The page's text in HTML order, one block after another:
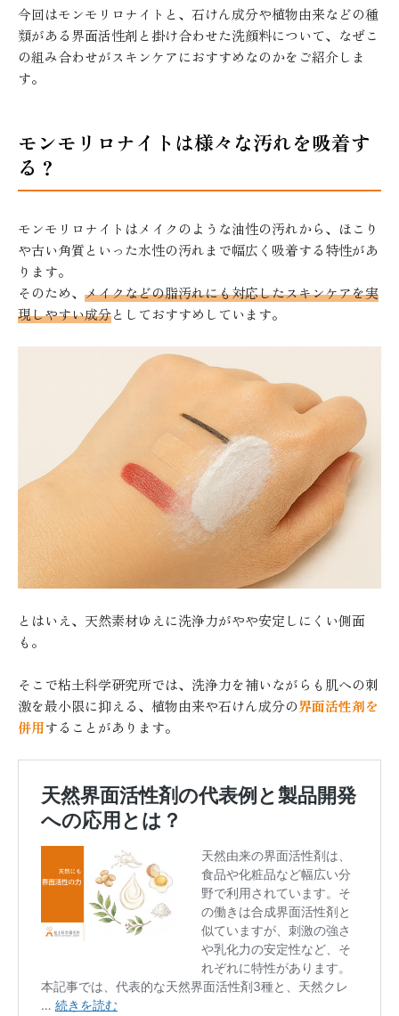
今回はモンモリロナイトと、石けん成分や植物由来などの種
類がある界面活性剤と掛け合わせた洗顔料について、なぜこ
の組み合わせがスキンケアにおすすめなのかをご紹介しま
す。
モンモリロナイトは様々な汚れを吸着す
る？
モンモリロナイトはメイクのような油性の汚れから、ほこり
や古い角質といった水性の汚れまで幅広く吸着する特性があ
ります。
そのため、 メイクなどの脂汚れにも対応したスキンケアを実
現しやすい成分としておすすめしています。
とはいえ、天然素材ゆえに洗浄力がやや安定しにくい側面
も。
そこで粘土科学研究所では、洗浄力を補いながらも肌への刺
激を最小限に抑える、植物由来や石けん成分の界面活性剤を
併用することがあります。